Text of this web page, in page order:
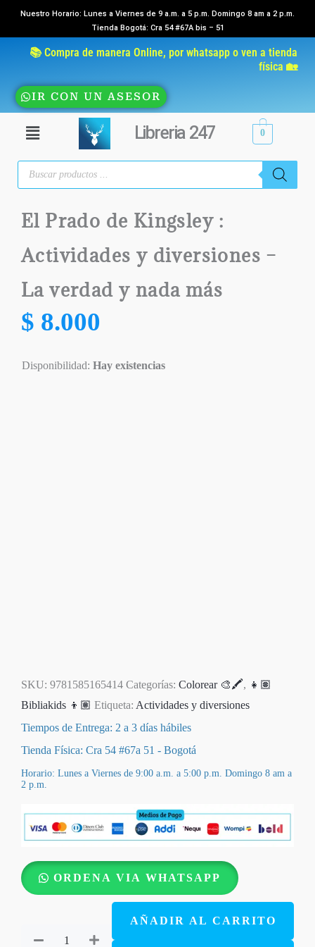
contenido
Nuestro Horario: Lunes a Viernes de 9 a.m. a 5 p.m. Domingo 8 am a 2 p.m.
Tienda Bogotá: Cra 54 #67A bis – 51
📚 Compra de manera Online, por whatsapp o ven a tienda
física 🏡
IR CON UN ASESOR
Menú Libreria 247 0
Búsqueda
productos
El Prado de Kingsley :
Actividades y diversiones –
La verdad y nada más
$ 8.000
Disponibilidad: Hay existencias
SKU: 9781585165414 Categorías: Colorear 🎨🖍️, 👧🏽
Bibliakids 👦🏽 Etiqueta: Actividades y diversiones
Tiempos de Entrega: 2 a 3 días hábiles
Tienda Física: Cra 54 #67a 51 - Bogotá
Horario: Lunes a Viernes de 9:00 a.m. a 5:00 p.m. Domingo 8 am a
2 p.m.
ORDENA VIA WHATSAPP
AÑADIR AL CARRITO